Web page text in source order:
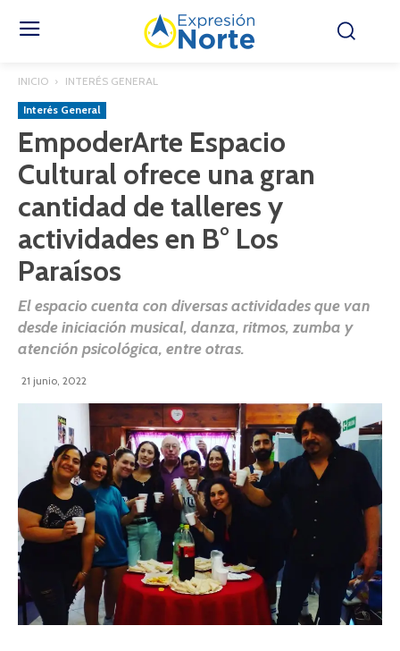
INICIO INTERÉS GENERAL
Interés General
EmpoderArte Espacio
Cultural ofrece una gran
cantidad de talleres y
actividades en B° Los
Paraísos
El espacio cuenta con diversas actividades que van
desde iniciación musical, danza, ritmos, zumba y
atención psicológica, entre otras.
21 junio, 2022